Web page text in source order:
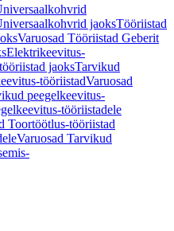
jaoksTööriistad
Varuosad Tööriistad Geberit
Elektrikeevitus-
jaoksTarvikud
tööriistadVaruosad
peegelkeevitus-
tööriistadele
Toortöötlus-tööriistad
Varuosad Tarvikud